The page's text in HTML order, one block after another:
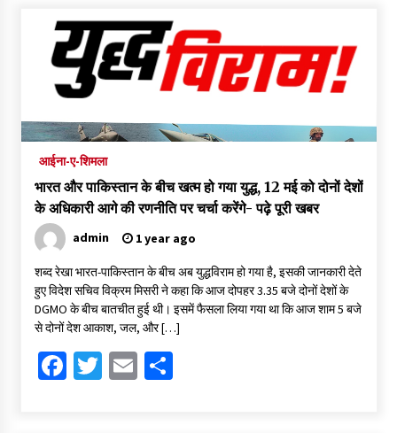
ऑपरेशन सिंदूर-भारत ने पहलगाम हमले का बदला लिया, पाकिस्तान पर 24
मिसाइल दागीं, 100 से ज्यादा आतंकी ढेर, जैश-लश्कर के हेडक्वार्टर तबाह
1 year ago
बैठक, हमले के बाद मोदी सरकार का पाकिस्तान को करारा जवाब, लिए पांच बड़े
फैसले-
हिमाचल में चिट्टे के ओवर डोज से युवक की मौत- पढ़े पूरी खबर
1 year ago
किन्नौर में HRTC की चलती बस पर गिरे पत्थर, चालक की सूझबूझ से बाल-
बाल बचे यात्रि- पढ़े पूरी खबर
1 year ago
हिमाचल में किसानों पर आफत बनी ओलावृष्टि, सेब और गेहूं, मटर की फसल को
नुकसान- पढ़े पूरी खबर
आईना-ए-शिमला
भारत और पाकिस्तान के बीच खत्म हो गया युद्ध, 12 मई को दोनों देशों
के अधिकारी आगे की रणनीति पर चर्चा करेंगे- पढ़े पूरी खबर
admin 1 year ago
शब्द रेखा भारत-पाकिस्तान के बीच अब युद्धविराम हो गया है, इसकी जानकारी देते
हुए विदेश सचिव विक्रम मिसरी ने कहा कि आज दोपहर 3.35 बजे दोनों देशों के
DGMO के बीच बातचीत हुई थी। इसमें फैसला लिया गया था कि आज शाम 5 बजे
से दोनों देश आकाश, जल, और […]
Facebook
Twitter
EmailShare